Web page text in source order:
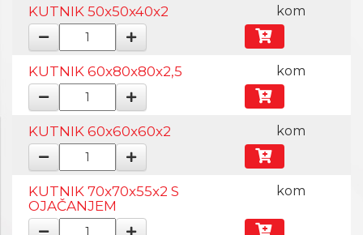
KUTNIK 50x50x40x2 kom
KUTNIK 60x80x80x2,5 kom
KUTNIK 60x60x60x2 kom
KUTNIK 70x70x55x2 S
OJAČANJEM
kom